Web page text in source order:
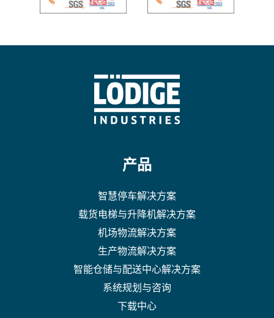
产品
智慧停车解决方案
载货电梯与升降机解决方案
机场物流解决方案
生产物流解决方案
智能仓储与配送中心解决方案
系统规划与咨询
下载中心